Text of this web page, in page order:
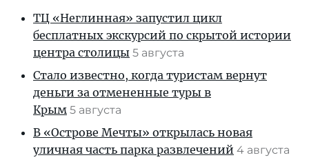
ТЦ «Неглинная» запустил цикл
бесплатных экскурсий по скрытой истории
центра столицы 5 августа
Стало известно, когда туристам вернут
деньги за отмененные туры в
Крым 5 августа
В «Острове Мечты» открылась новая
уличная часть парка развлечений 4 августа